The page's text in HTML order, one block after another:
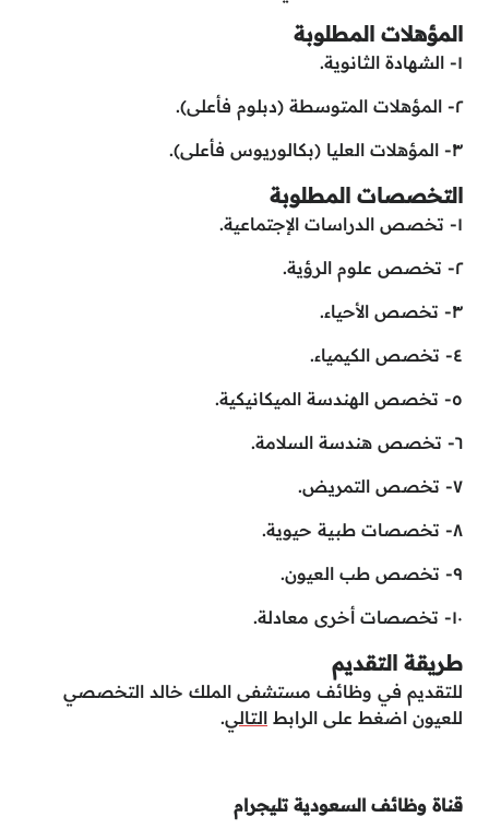
المؤهلات المطلوبة
١- الشهادة الثانوية.
٢- المؤهلات المتوسطة (دبلوم فأعلى).
٣- المؤهلات العليا (بكالوريوس فأعلى).
التخصصات المطلوبة
١- تخصص الدراسات الإجتماعية.
٢- تخصص علوم الرؤية.
٣- تخصص الأحياء.
٤- تخصص الكيمياء.
٥- تخصص الهندسة الميكانيكية.
٦- تخصص هندسة السلامة.
٧- تخصص التمريض.
٨- تخصصات طبية حيوية.
٩- تخصص طب العيون.
١٠- تخصصات أخرى معادلة.
طريقة التقديم
للتقديم في وظائف مستشفى الملك خالد التخصصي
للعيون اضغط على الرابط التالي.
قناة وظائف السعودية تليجرام